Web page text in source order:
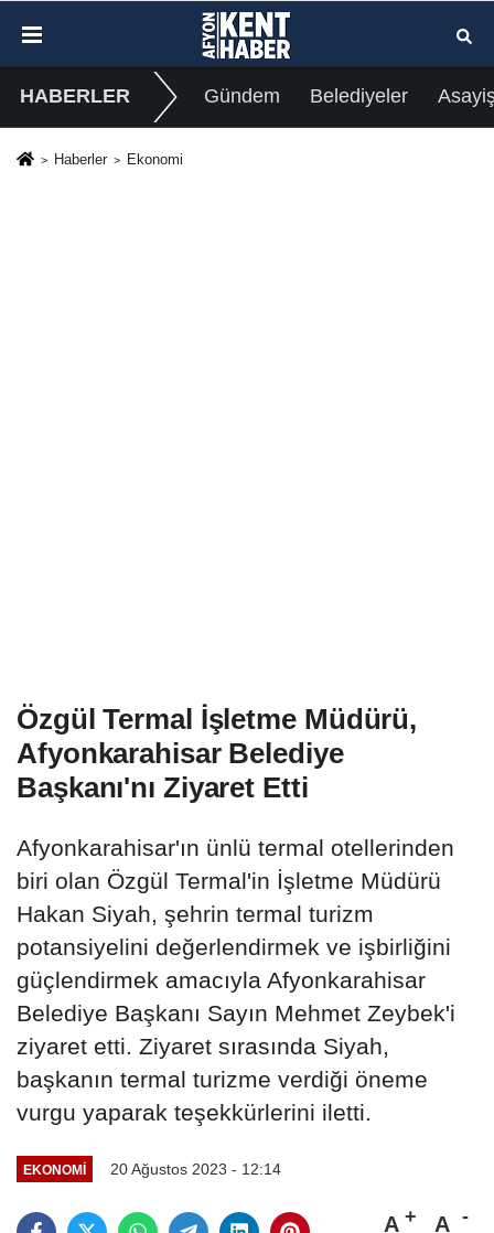
HABERLER Gündem Belediyeler
Haberler Ekonomi
Özgül Termal İşletme Müdürü,
Afyonkarahisar Belediye
Başkanı'nı Ziyaret Etti
Afyonkarahisar'ın ünlü termal otellerinden
biri olan Özgül Termal'in İşletme Müdürü
Hakan Siyah, şehrin termal turizm
potansiyelini değerlendirmek ve işbirliğini
güçlendirmek amacıyla Afyonkarahisar
Belediye Başkanı Sayın Mehmet Zeybek'i
ziyaret etti. Ziyaret sırasında Siyah,
başkanın termal turizme verdiği öneme
vurgu yaparak teşekkürlerini iletti.
EKONOMI 20 Ağustos 2023 - 12:14
A A